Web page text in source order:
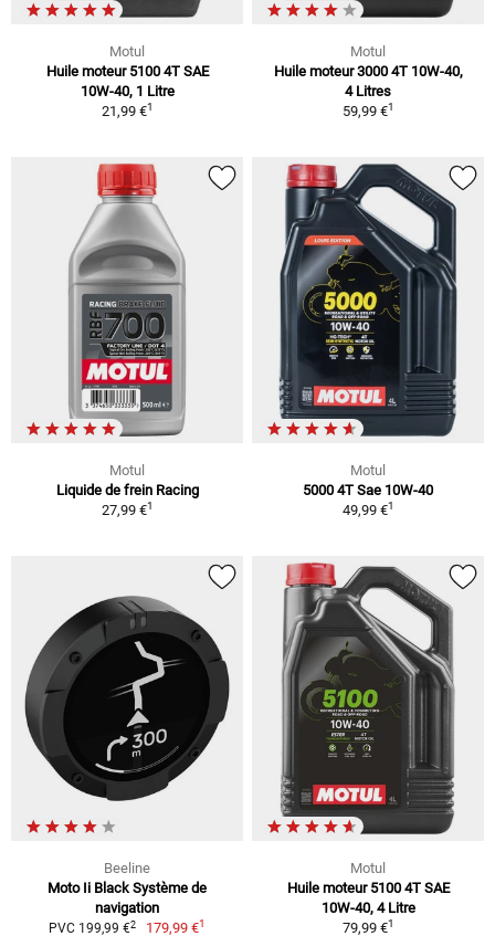
Motul
Huile moteur 5100 4T SAE
10W-40, 1 Litre
21,99 €1
Motul
Huile moteur 3000 4T 10W-40,
4 Litres
59,99 €1
Motul
Liquide de frein Racing
27,99 €1
Motul
5000 4T Sae 10W-40
49,99 €1
Beeline
Moto Ii Black Système de
navigation
PVC 199,99 €2 179,99 €1
Motul
Huile moteur 5100 4T SAE
10W-40, 4 Litre
79,99 €1